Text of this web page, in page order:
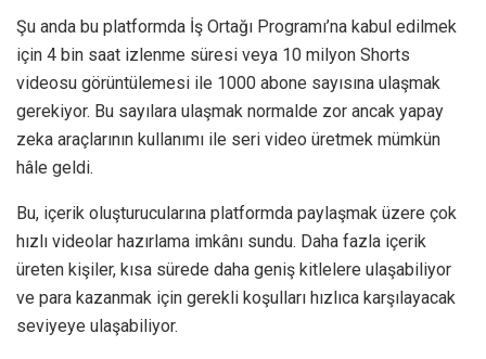
Şu anda bu platformda İş Ortağı Programı’na kabul edilmek
için 4 bin saat izlenme süresi veya 10 milyon Shorts
videosu görüntülemesi ile 1000 abone sayısına ulaşmak
gerekiyor. Bu sayılara ulaşmak normalde zor ancak yapay
zeka araçlarının kullanımı ile seri video üretmek mümkün
hâle geldi.
Bu, içerik oluşturucularına platformda paylaşmak üzere çok
hızlı videolar hazırlama imkânı sundu. Daha fazla içerik
üreten kişiler, kısa sürede daha geniş kitlelere ulaşabiliyor
ve para kazanmak için gerekli koşulları hızlıca karşılayacak
seviyeye ulaşabiliyor.